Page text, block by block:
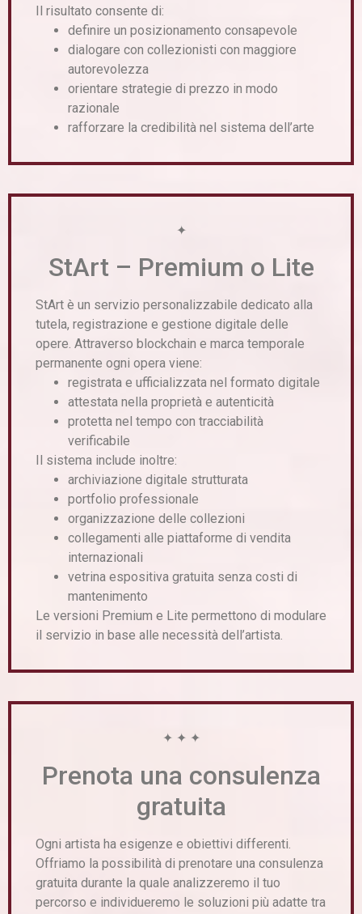
Il risultato consente di:
definire un posizionamento consapevole
dialogare con collezionisti con maggiore
autorevolezza
orientare strategie di prezzo in modo
razionale
rafforzare la credibilità nel sistema dell’arte
✦
StArt – Premium o Lite
StArt è un servizio personalizzabile dedicato alla
tutela, registrazione e gestione digitale delle
opere. Attraverso blockchain e marca temporale
permanente ogni opera viene:
registrata e ufficializzata nel formato digitale
attestata nella proprietà e autenticità
protetta nel tempo con tracciabilità
verificabile
Il sistema include inoltre:
archiviazione digitale strutturata
portfolio professionale
organizzazione delle collezioni
collegamenti alle piattaforme di vendita
internazionali
vetrina espositiva gratuita senza costi di
mantenimento
Le versioni Premium e Lite permettono di modulare
il servizio in base alle necessità dell’artista.
✦ ✦ ✦
Prenota una consulenza
gratuita
Ogni artista ha esigenze e obiettivi differenti.
Offriamo la possibilità di prenotare una consulenza
gratuita durante la quale analizzeremo il tuo
percorso e individueremo le soluzioni più adatte tra